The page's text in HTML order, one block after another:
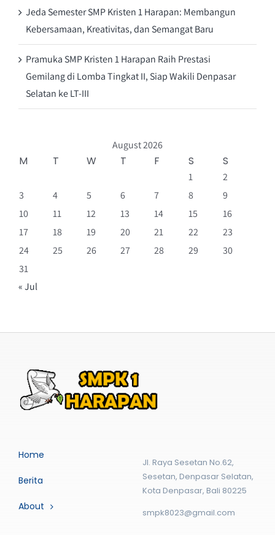
Jeda Semester SMP Kristen 1 Harapan: Membangun
Kebersamaan, Kreativitas, dan Semangat Baru
Pramuka SMP Kristen 1 Harapan Raih Prestasi
Gemilang di Lomba Tingkat II, Siap Wakili Denpasar
Selatan ke LT-III
August 2026
M T W T F S S
1
2
3
4 5 6 7 8
9
10
11 12 13 14 15
16
17
18 19 20 21 22
23
24
25 26 27 28 29
30
31
« Jul
Home
Berita
About
Jl. Raya Sesetan No.62,
Sesetan, Denpasar Selatan,
Kota Denpasar, Bali 80225
smpk8023@gmail.com